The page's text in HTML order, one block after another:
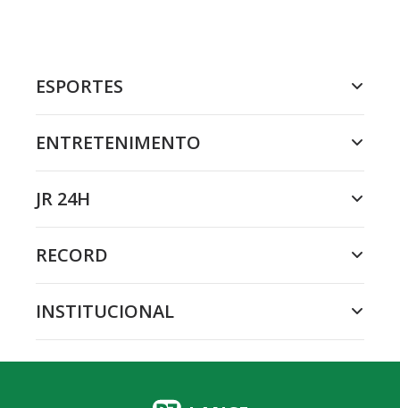
ESPORTES
ENTRETENIMENTO
JR 24H
RECORD
INSTITUCIONAL